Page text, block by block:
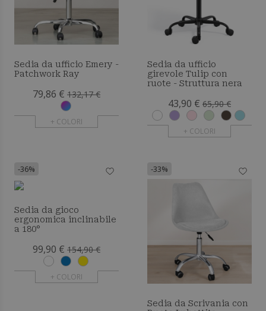
Sedia da ufficio Emery -
Patchwork Ray
79,86 € 132,17 €
+ COLORI
Sedia da ufficio
girevole Tulip con
ruote - Struttura nera
43,90 € 65,90 €
+ COLORI
-36%
Sedia da gioco
ergonomica inclinabile
a 180°
99,90 € 154,90 €
+ COLORI
-33%
Sedia da Scrivania con